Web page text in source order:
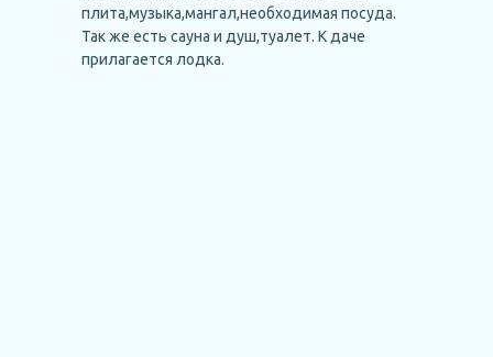
плита,музыка,мангал,необходимая посуда.
Так же есть сауна и душ,туалет. К даче
прилагается лодка.